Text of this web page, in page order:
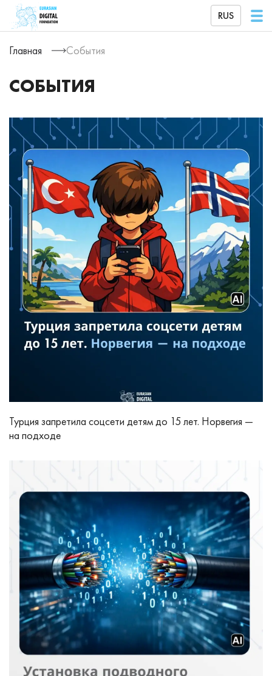
RUS
Главная События
СОБЫТИЯ
Турция запретила соцсети детям до 15 лет. Норвегия —
на подходе